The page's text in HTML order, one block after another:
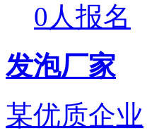
0人报名
发泡厂家
某优质企业